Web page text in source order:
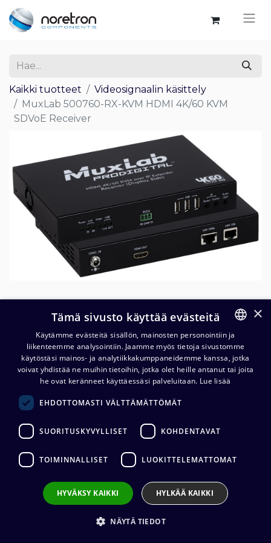
Kaikki tuotteet
Videosignaalin käsittely
MuxLab 500760-RX-KVM HDMI 4K/60 KVM
SDVoE Receiver
MuxLab 500760-RX-KVM HDMI
4K/60 KVM SDVoE Receiver
2 212,00 €
Lisää ostoskoriin
Lisää toivelistalle
FINNISH
ENGLISH
×
Tämä sivusto käyttää evästeitä
Käytämme evästeitä sisällön, mainosten personointiin ja
liikenteemme analysointiin. Jaamme myös tietoja sivustomme
käytöstäsi mainos- ja analytiikkakumppaneidemme kanssa, jotka
voivat yhdistää ne muihin tietoihin, jotka olet heille antanut tai joita
he ovat keränneet käyttäessäsi palveluitaan. Lue lisää
EHDOTTOMASTI VÄLTTÄMÄTTÖMÄT
SUORITUSKYVYLLISET KOHDENTAVAT
TOIMINNALLISET LUOKITTELEMATTOMAT
HYVÄKSY KAIKKI HYLKÄÄ KAIKKI
NÄYTÄ TIEDOT